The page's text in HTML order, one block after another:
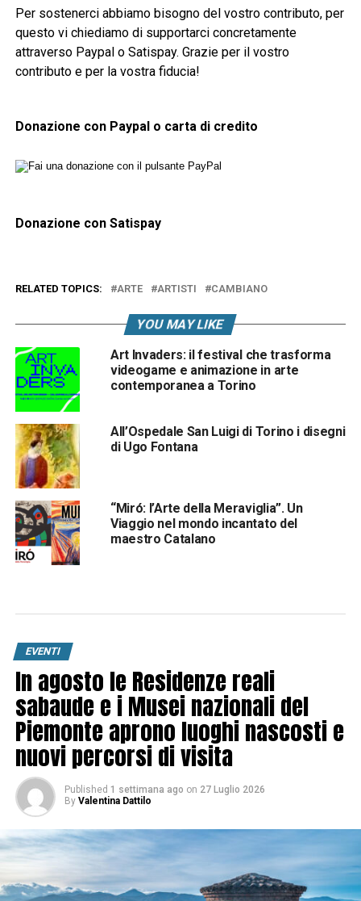
Per sostenerci abbiamo bisogno del vostro contributo, per
questo vi chiediamo di supportarci concretamente
attraverso Paypal o Satispay. Grazie per il vostro
contributo e per la vostra fiducia!
Donazione con Paypal o carta di credito
Donazione con Satispay
RELATED TOPICS: ARTE ARTISTI CAMBIANO
YOU MAY LIKE
Art Invaders: il festival che trasforma
videogame e animazione in arte
contemporanea a Torino
All’Ospedale San Luigi di Torino i disegni
di Ugo Fontana
“Miró: l’Arte della Meraviglia”. Un
Viaggio nel mondo incantato del
maestro Catalano
EVENTI
In agosto le Residenze reali
sabaude e i Musei nazionali del
Piemonte aprono luoghi nascosti e
nuovi percorsi di visita
Published 1 settimana ago on 27 Luglio 2026
By Valentina Dattilo